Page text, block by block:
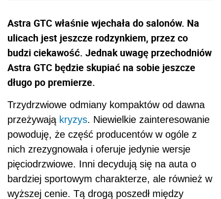
Astra GTC właśnie wjechała do salonów. Na
ulicach jest jeszcze rodzynkiem, przez co
budzi ciekawość. Jednak uwagę przechodniów
Astra GTC będzie skupiać na sobie jeszcze
długo po premierze.
Trzydrzwiowe odmiany kompaktów od dawna
przeżywają kryzys. Niewielkie zainteresowanie
powoduję, że część producentów w ogóle z
nich zrezygnowała i oferuje jedynie wersje
pięciodrzwiowe. Inni decydują się na auta o
bardziej sportowym charakterze, ale również w
wyższej cenie. Tą drogą poszedł między